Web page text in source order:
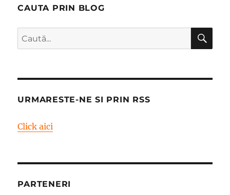
CAUTA PRIN BLOG
Caută
după:
URMARESTE-NE SI PRIN RSS
Click aici
PARTENERI